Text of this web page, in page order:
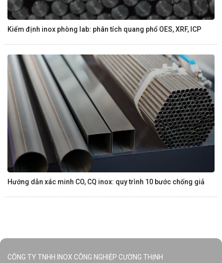
Kiểm định inox phòng lab: phân tích quang phổ OES, XRF, ICP
Hướng dẫn xác minh CO, CQ inox: quy trình 10 bước chống giả
CÔNG TY TNHH INOX CÔNG NGHIỆP CƯỜNG THỊNH